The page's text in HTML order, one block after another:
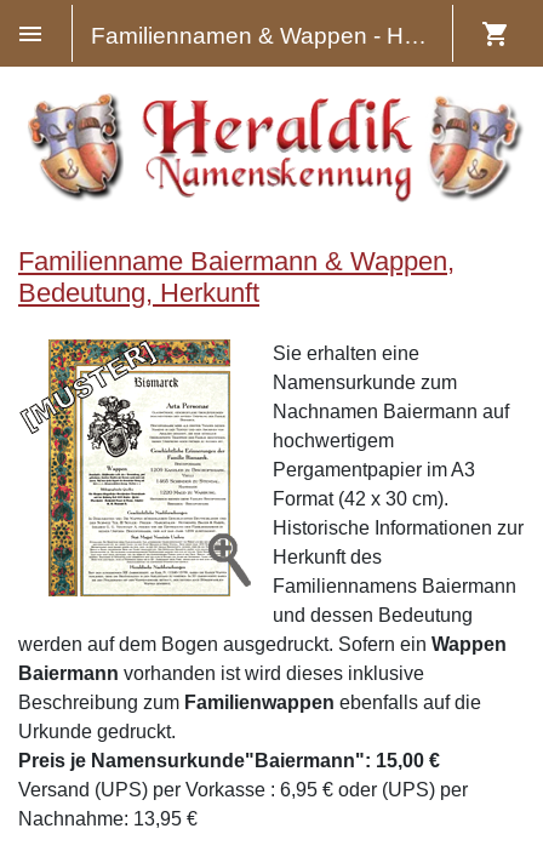
Familiennamen & Wappen - Heraldik
Familienname Baiermann & Wappen,
Bedeutung, Herkunft
Sie erhalten eine
Namensurkunde zum
Nachnamen Baiermann auf
hochwertigem
Pergamentpapier im A3
Format (42 x 30 cm).
Historische Informationen zur
Herkunft des
Familiennamens Baiermann
und dessen Bedeutung
werden auf dem Bogen ausgedruckt. Sofern ein Wappen
Baiermann vorhanden ist wird dieses inklusive
Beschreibung zum Familienwappen ebenfalls auf die
Urkunde gedruckt.
Preis je Namensurkunde"Baiermann": 15,00 €
Versand (UPS) per Vorkasse : 6,95 € oder (UPS) per
Nachnahme: 13,95 €